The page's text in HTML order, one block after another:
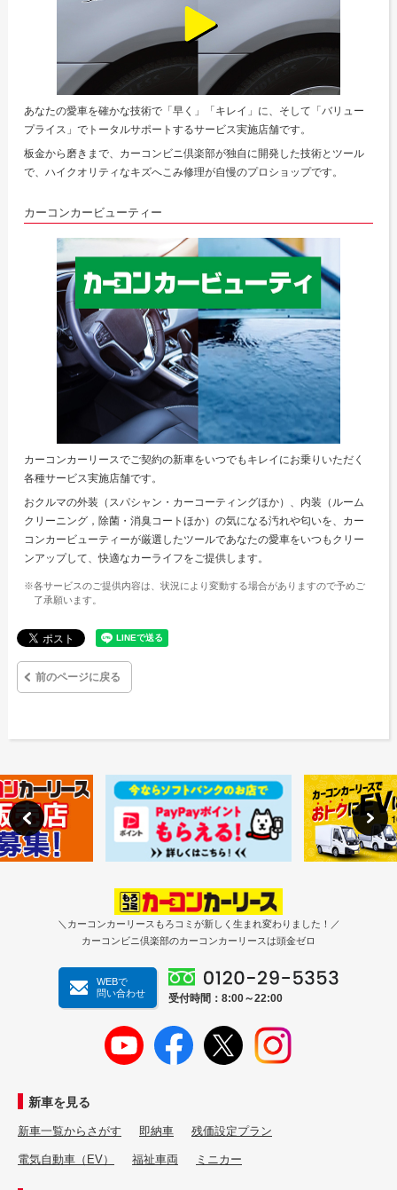
あなたの愛車を確かな技術で「早く」「キレイ」に、そして「バリュー
プライス」でトータルサポートするサービス実施店舗です。
板金から磨きまで、カーコンビニ倶楽部が独自に開発した技術とツール
で、ハイクオリティなキズへこみ修理が自慢のプロショップです。
カーコンカービューティー
カーコンカーリースでご契約の新車をいつでもキレイにお乗りいただく
各種サービス実施店舗です。
おクルマの外装（スパシャン・カーコーティングほか）、内装（ルーム
クリーニング，除菌・消臭コートほか）の気になる汚れや匂いを、カー
コンカービューティーが厳選したツールであなたの愛車をいつもクリー
ンアップして、快適なカーライフをご提供します。
※各サービスのご提供内容は、状況により変動する場合がありますので予めご
了承願います。
前のページに戻る
＼カーコンカーリースもろコミが新しく生まれ変わりました！／
カーコンビニ倶楽部のカーコンカーリースは頭金ゼロ
WEBで
問い合わせ
受付時間：8:00～22:00
新車を見る
新車一覧からさがす 即納車 残価設定プラン
電気自動車（EV） 福祉車両 ミニカー